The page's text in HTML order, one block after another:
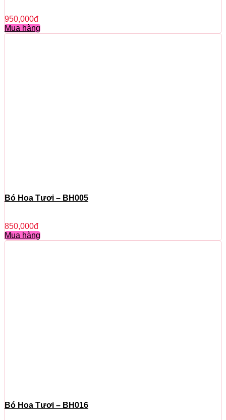
950,000đ
Mua hàng
Bó Hoa Tươi – BH005
850,000đ
Mua hàng
Bó Hoa Tươi – BH016